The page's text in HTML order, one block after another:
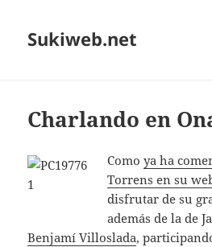
Sukiweb.net
Charlando en
Comoya ha
Torrens en su
disfrutar de su
además de la de
Benjamí Villoslada,